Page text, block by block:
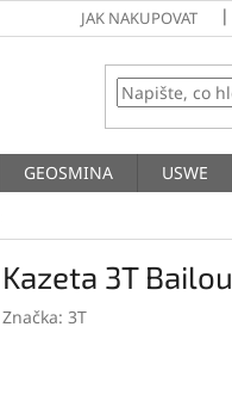
JAK NAKUPOVAT
GEOSMINA USWE
Kazeta 3T
Značka: 3T